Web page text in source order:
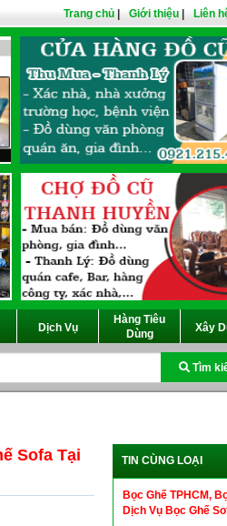
Trang chủ Giới thiệu Liên
Dịch Vụ
Hàng Tiêu
Dùng
Xây
Tìm
Sofa Tại
TIN CÙNG LOẠI
Bọc Ghế TPHCM,
Dịch Vụ Bọc Ghế